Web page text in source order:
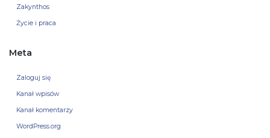
Zakynthos
Życie i praca
Meta
Zaloguj się
Kanał wpisów
Kanał komentarzy
WordPress.org